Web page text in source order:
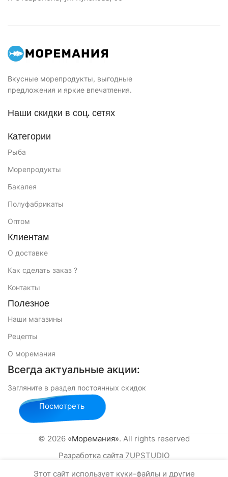
Вкусные морепродукты, выгодные
предложения и яркие впечатления.
Наши скидки в соц. сетях
Категории
Рыба
Морепродукты
Бакалея
Полуфабрикаты
Оптом
Клиентам
О доставке
Как сделать заказ ?
Контакты
Полезное
Наши магазины
Рецепты
О моремания
Всегда актуальные акции:
Загляните в раздел постоянных скидок
Посмотреть
© 2026 «Моремания». All rights reserved
Разработка сайта 7UPSTUDIO
Этот сайт использует куки-файлы и другие